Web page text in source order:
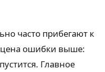
часто прибегают к
ошибки выше:
Главное